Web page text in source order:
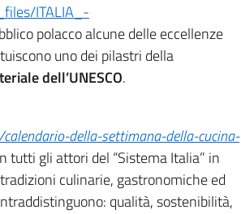
ITALIA_-
polacco alcune delle eccellenze
uno dei pilastri della
dell’UNESCO.
della-settimana-della-cucina-
tutti gli attori del “Sistema Italia” in
culinarie, gastronomiche ed
qualità, sostenibilità,